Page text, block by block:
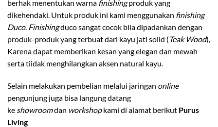
berhak menentukan warna finishingproduk yang
dikehendaki. Untuk produk ini kami menggunakan finishing
Duco. Finishingduco sangat cocok bila dipadankan dengan
produk-produk yang terbuat dari kayu jati solid (Teak Wood),
Karena dapat memberikan kesan yang elegan dan mewah
serta tiidak menghilangkan aksen natural kayu.
Selain melakukan pembelian melalui jaringan online
pengunjung juga bisa langung datang
ke showroomdan workshopkami di alamat berikut Purus
Living